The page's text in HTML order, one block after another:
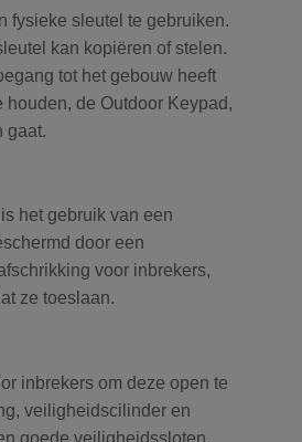
fysieke sleutel te gebruiken.
kan kopiëren of stelen.
tot het gebouw heeft
houden, de Outdoor Keypad,
gaat.
het gebruik van een
door een
voor inbrekers,
ze toeslaan.
inbrekers om deze open te
veiligheidscilinder en
goede veiligheidssloten,